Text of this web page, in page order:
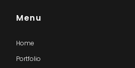
Menu
Home
Portfolio